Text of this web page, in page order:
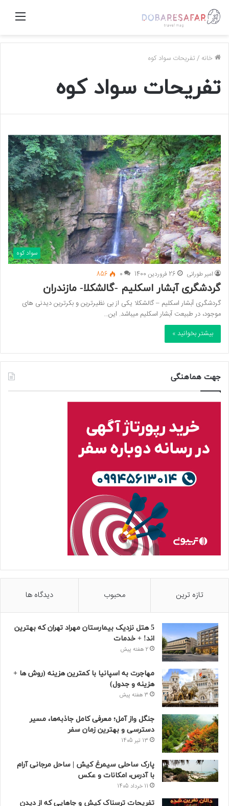
منو
خانه /تفریحات سواد کوه
تفریحات سواد کوه
سواد کوه
امیر طورانی 26 فروردین 1400 0
856
گردشگری آبشار اسکلیم -گالشکلا- مازندران
گردشگری آبشار اسکلیم – گالشکلا یکی از بی نظیرترین و بکرترین دیدنی های
موجود، در طبیعت آبشار اسکلیم میباشد. این…
بیشتر بخوانید »
جهت هماهنگی
تازه ترین محبوب دیدگاه ها
5 هتل نزدیک بیمارستان مهراد تهران که بهترین‌
اند! + خدمات
2 هفته پیش
مهاجرت به اسپانیا با کمترین هزینه (روش ها +
هزینه و جدول)
3 هفته پیش
جنگل واز آمل؛ معرفی کامل جاذبه‌ها، مسیر
دسترسی و بهترین زمان سفر
13 تیر 1405
پارک ساحلی سیمرغ کیش | ساحل مرجانی آرام
با آدرس، امکانات و عکس
11 خرداد 1405
تفریحات ترسناک کیش و جاهایی که از دیدن